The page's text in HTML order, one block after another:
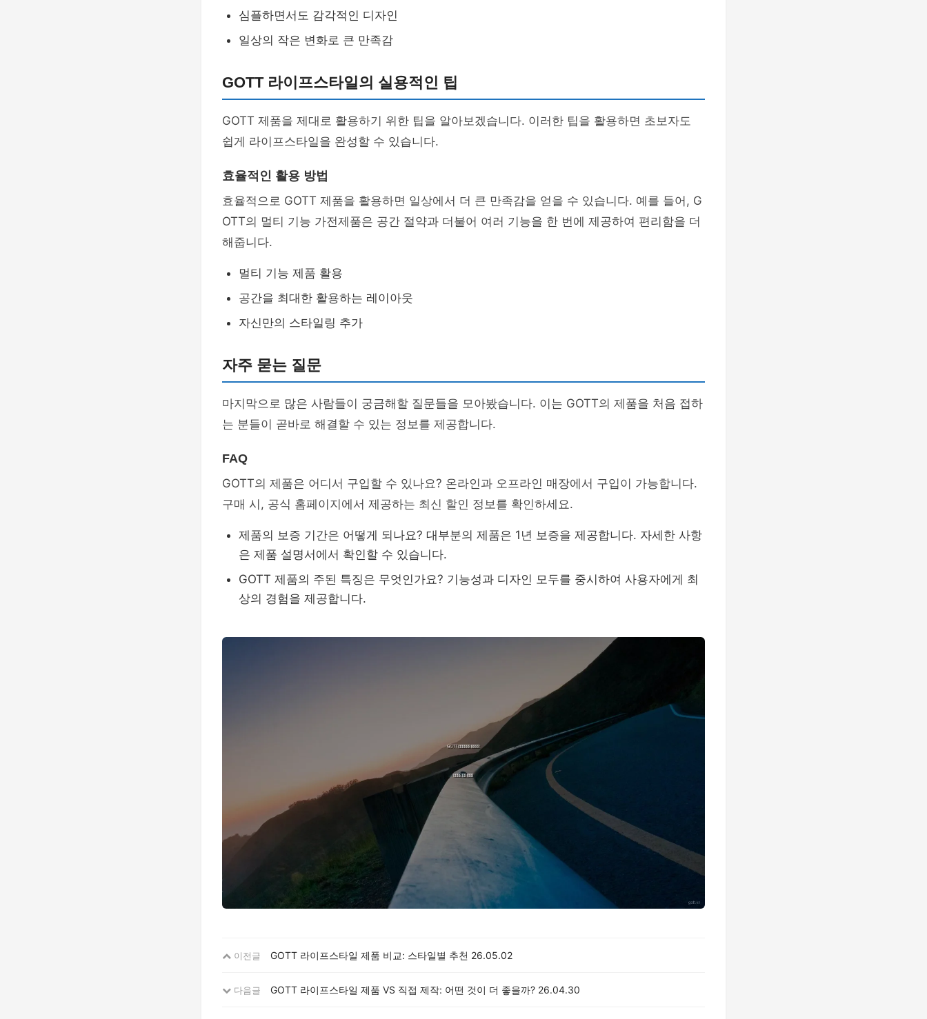
심플하면서도 감각적인 디자인
일상의 작은 변화로 큰 만족감
GOTT 라이프스타일의 실용적인 팁
GOTT 제품을 제대로 활용하기 위한 팁을 알아보겠습니다. 이러한 팁을 활용하면 초보자도
쉽게 라이프스타일을 완성할 수 있습니다.
효율적인 활용 방법
효율적으로 GOTT 제품을 활용하면 일상에서 더 큰 만족감을 얻을 수 있습니다. 예를 들어, G
OTT의 멀티 기능 가전제품은 공간 절약과 더불어 여러 기능을 한 번에 제공하여 편리함을 더
해줍니다.
멀티 기능 제품 활용
공간을 최대한 활용하는 레이아웃
자신만의 스타일링 추가
자주 묻는 질문
마지막으로 많은 사람들이 궁금해할 질문들을 모아봤습니다. 이는 GOTT의 제품을 처음 접하
는 분들이 곧바로 해결할 수 있는 정보를 제공합니다.
FAQ
GOTT의 제품은 어디서 구입할 수 있나요? 온라인과 오프라인 매장에서 구입이 가능합니다.
구매 시, 공식 홈페이지에서 제공하는 최신 할인 정보를 확인하세요.
제품의 보증 기간은 어떻게 되나요? 대부분의 제품은 1년 보증을 제공합니다. 자세한 사항
은 제품 설명서에서 확인할 수 있습니다.
GOTT 제품의 주된 특징은 무엇인가요? 기능성과 디자인 모두를 중시하여 사용자에게 최
상의 경험을 제공합니다.
이전글 GOTT 라이프스타일 제품 비교: 스타일별 추천 26.05.02
다음글 GOTT 라이프스타일 제품 VS 직접 제작: 어떤 것이 더 좋을까? 26.04.30